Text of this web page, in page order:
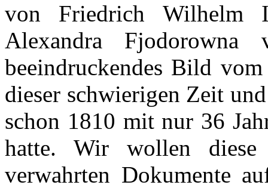
von Friedrich Wilhelm
Alexandra
beeindruckendes Bild
dieser schwierigen Zeit
schon 1810 mit nur 36
hatte. Wir wollen
verwahrten Dokumente